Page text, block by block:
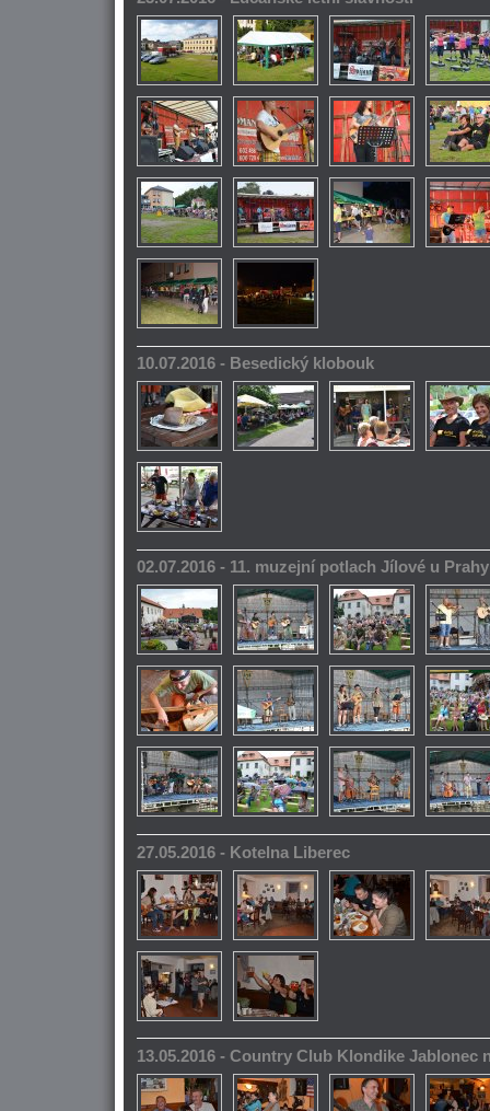
10.07.2016 - Besedický klobouk
02.07.2016 - 11. muzejní potlach Jílové u Prahy
27.05.2016 - Kotelna Liberec
13.05.2016 - Country Club Klondike Jablonec